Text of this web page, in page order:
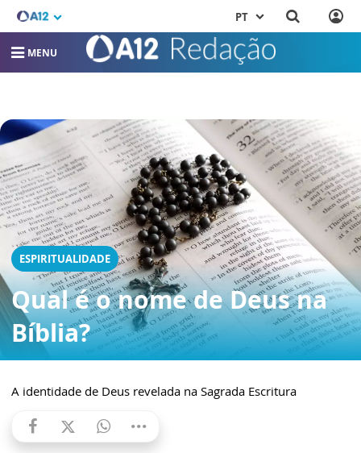
PT
MENU
ESPIRITUALIDADE
Qual é o nome de Deus na
Bíblia?
A identidade de Deus revelada na Sagrada Escritura